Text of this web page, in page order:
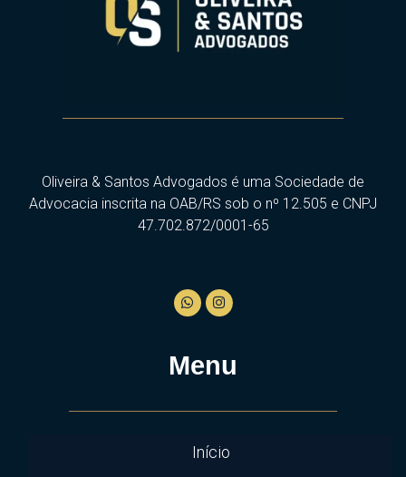
Oliveira & Santos Advogados é uma Sociedade de
Advocacia inscrita na OAB/RS sob o nº 12.505 e CNPJ
47.702.872/0001-65
Menu
Início